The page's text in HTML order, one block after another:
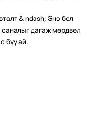
& ndash; Энэ бол
саналыг дагаж мөрдвөл
бүү ай.